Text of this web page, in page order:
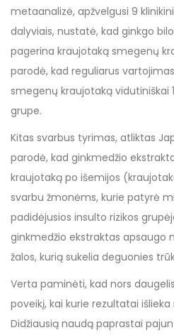
metaanalizė, apžvelgusi 9
dalyviais, nustatė, kad ginkgo
pagerina kraujotaką smegenų
parodė, kad reguliarus
smegenų kraujotaką vidutiniškai
grupe.
Kitas svarbus tyrimas, atliktas
parodė, kad ginkmedžio
kraujotaką po išemijos
svarbu žmonėms, kurie patyrė
padidėjusios insulto rizikos
ginkmedžio ekstraktas apsaugo
žalos, kurią sukelia deguonies
Verta paminėti, kad nors
poveikį, kai kurie rezultatai
Didžiausią naudą paprastai